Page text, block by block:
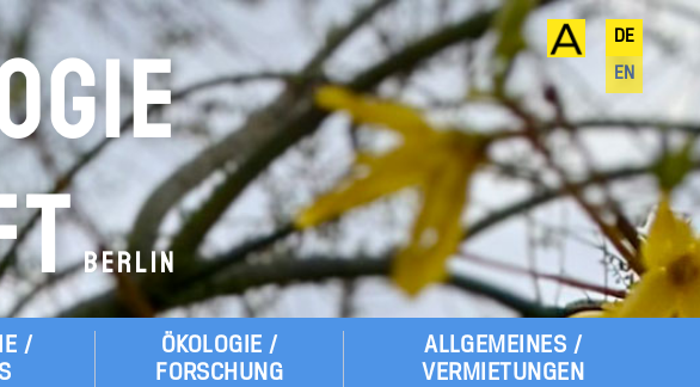
BERLIN
DE
EN
/
ÖKOLOGIE /
FORSCHUNG
ALLGEMEINES /
VERMIETUNGEN